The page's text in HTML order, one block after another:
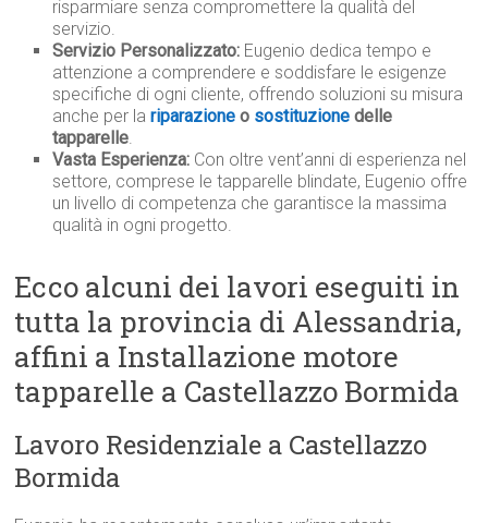
risparmiare senza compromettere la qualità del
servizio.
Servizio Personalizzato: Eugenio dedica tempo e
attenzione a comprendere e soddisfare le esigenze
specifiche di ogni cliente, offrendo soluzioni su misura
anche per lariparazioneo sostituzione delle
tapparelle.
Vasta Esperienza: Con oltre vent’anni di esperienza nel
settore, comprese le tapparelle blindate, Eugenio offre
un livello di competenza che garantisce la massima
qualità in ogni progetto.
Ecco alcuni dei lavori eseguiti in
tutta la provincia di Alessandria,
affini a Installazione motore
tapparelle a Castellazzo Bormida
Lavoro Residenziale a Castellazzo
Bormida